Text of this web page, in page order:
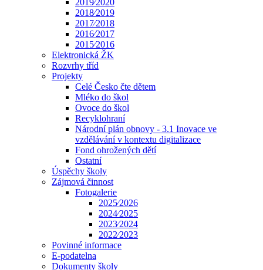
2019⁄2020
2018⁄2019
2017⁄2018
2016⁄2017
2015⁄2016
Elektronická ŽK
Rozvrhy tříd
Projekty
Celé Česko čte dětem
Mléko do škol
Ovoce do škol
Recyklohraní
Národní plán obnovy - 3.1 Inovace ve
vzdělávání v kontextu digitalizace
Fond ohrožených dětí
Ostatní
Úspěchy školy
Zájmová činnost
Fotogalerie
2025⁄2026
2024⁄2025
2023⁄2024
2022⁄2023
Povinné informace
E-podatelna
Dokumenty školy